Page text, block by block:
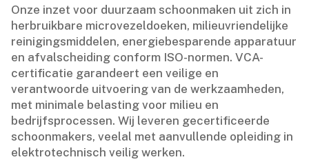
Onze inzet voor duurzaam schoonmaken uit zich in
herbruikbare microvezeldoeken, milieuvriendelijke
reinigingsmiddelen, energiebesparende apparatuur
en afvalscheiding conform ISO-normen.​ VCA-
certificatie garandeert een veilige en
verantwoorde uitvoering van de werkzaamheden,
met minimale belasting voor milieu en
bedrijfsprocessen.​ Wij leveren gecertificeerde
schoonmakers, veelal met aanvullende opleiding in
elektrotechnisch veilig werken.​